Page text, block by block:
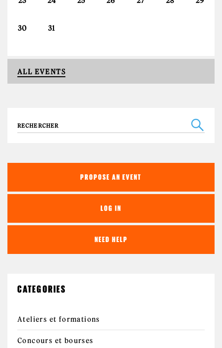
30 31
ALL EVENTS
Search
PROPOSE AN EVENT
LOG IN
NEED HELP
CATEGORIES
Ateliers et formations
Concours et bourses